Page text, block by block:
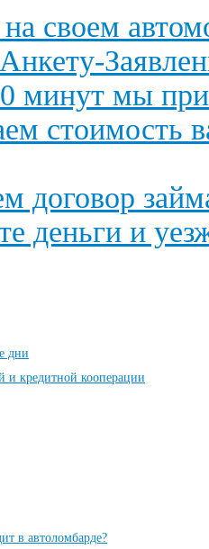
своем
минут мы
стоимость
договор
деньги и
дни
и кредитной кооперации
в автоломбарде?